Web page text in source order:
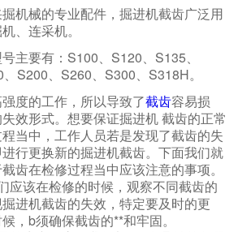
械的专业配件，掘进机截齿广泛用
、连采机。
主要有：S100、S120、S135、
S200、S260、S300、S318H。
的工作，所以导致了截齿容易损
效形式。想要保证掘进机 截齿的正常
当中，工作人员若是发现了截齿的失
行更换新的掘进机截齿。下面我们就
齿在检修过程当中应该注意的事项。
应该在检修的时候，观察不同截齿的
进机截齿的失效，特定要及时的更
，b须确保截齿的**和牢固。